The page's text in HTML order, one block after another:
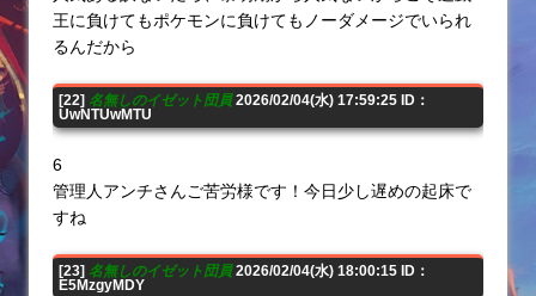
王に負けてもポケモンに負けてもノーダメージでいられ
るんだから
[22] 名無しのイゼット団員2026/02/04(水) 17:59:25 ID：
UwNTUwMTU
6
管理人アンチさんご苦労様です！今日少し遅めの起床で
すね
[23] 名無しのイゼット団員2026/02/04(水) 18:00:15 ID：
E5MzgyMDY